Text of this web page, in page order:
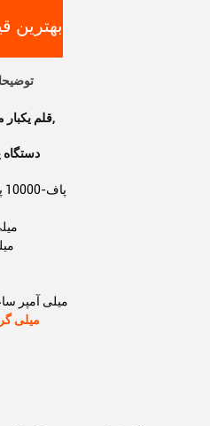
بهترین
قلم یکبار,
دستگاه یکبار
4000 پاف-10000 پاف
20
18
1400 میلی آمپر
20